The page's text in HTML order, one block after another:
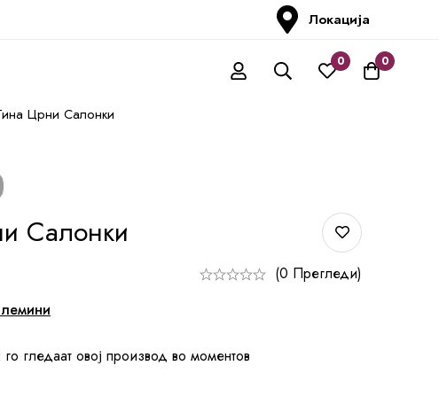
Локација
0 0
Црни Салонки
Салонки
(0 Прегледи)
го гледаат овој производ во моментов